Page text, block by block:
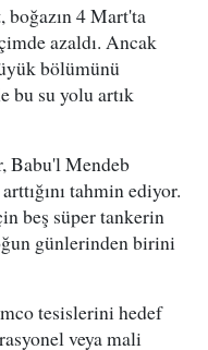
boğazın 4 Mart'ta
azaldı. Ancak
bölümünü
bu su yolu artık
Babu'l Mendeb
tahmin ediyor.
beş süper tankerin
günlerinden birini
tesislerini hedef
veya mali